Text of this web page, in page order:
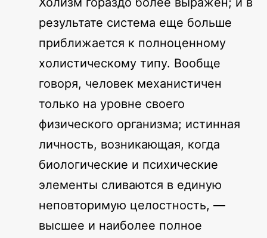
результате система еще больше
приближается к полноценному
холистическому типу. Вообще
говоря, человек механистичен
только на уровне своего
физического организма; истинная
личность, возникающая, когда
биологические и психические
элементы сливаются в единую
неповторимую целостность, —
высшее и наиболее полное